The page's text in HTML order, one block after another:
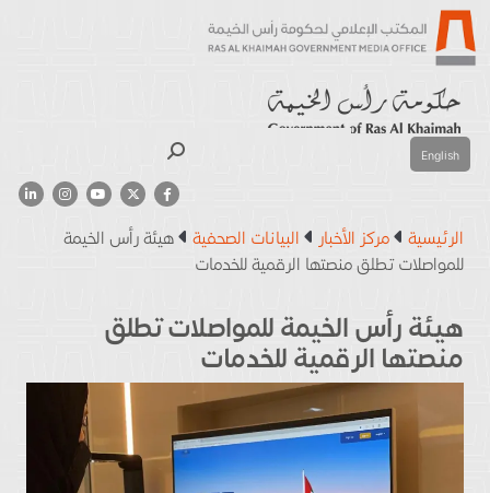
English
الرئيسية مركز الأخبار البيانات الصحفية
هيئة رأس الخيمة
للمواصلات تطلق منصتها الرقمية للخدمات
هيئة رأس الخيمة للمواصلات تطلق
منصتها الرقمية للخدمات